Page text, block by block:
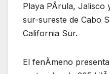
Playa PÃrula, Jalisco
sur-sureste de Cabo
California Sur.
El fenÃmeno